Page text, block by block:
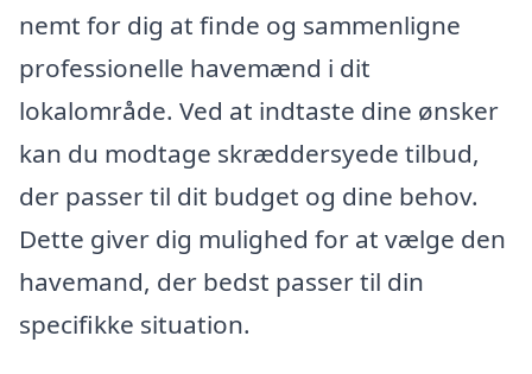
nemt for dig at finde og sammenligne
professionelle havemænd i dit
lokalområde. Ved at indtaste dine ønsker
kan du modtage skræddersyede tilbud,
der passer til dit budget og dine behov.
Dette giver dig mulighed for at vælge den
havemand, der bedst passer til din
specifikke situation.